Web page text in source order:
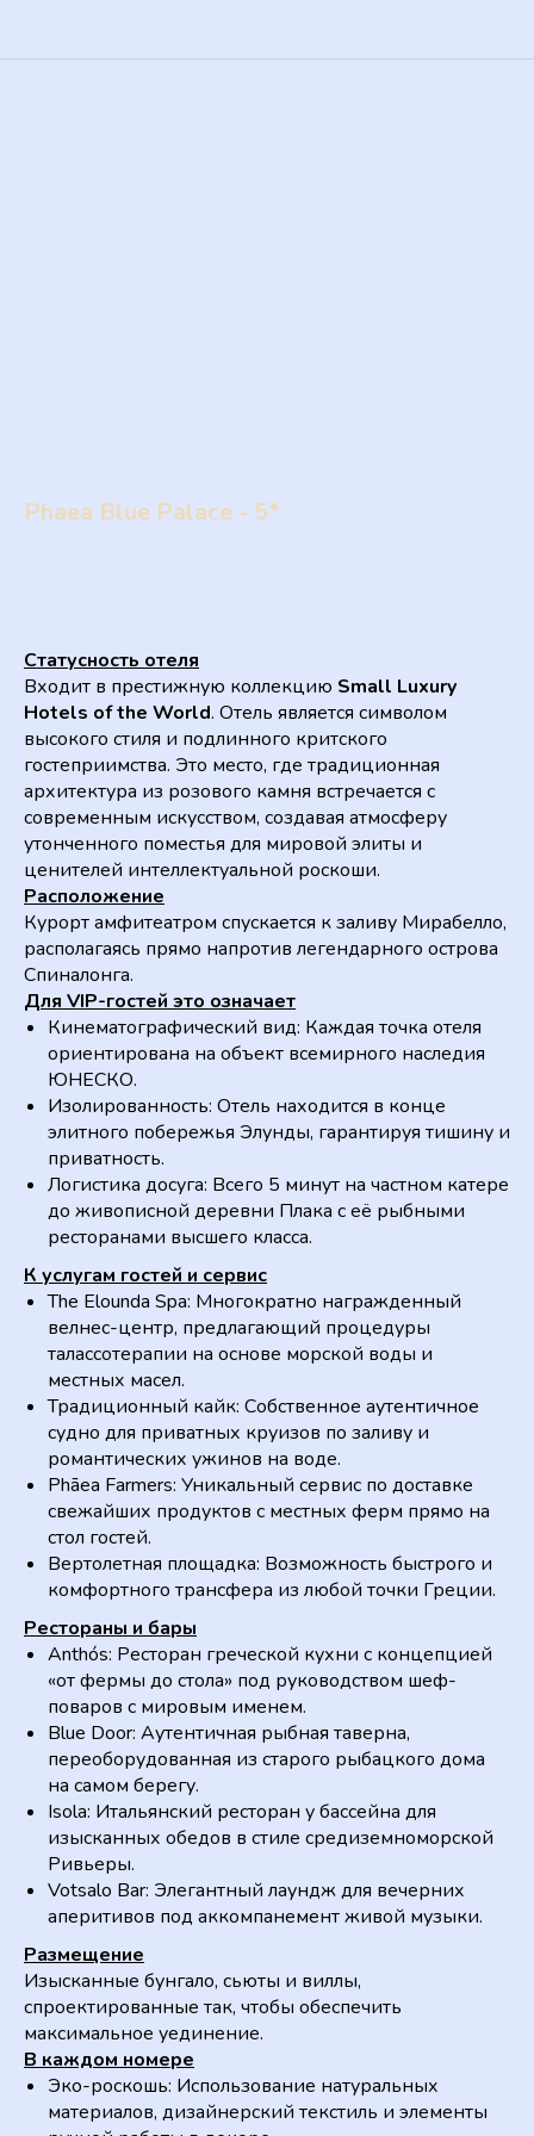
Phaea Blue Palace - 5*
Статусность отеля
Входит в престижную коллекцию Small Luxury
Hotels of the World. Отель является символом
высокого стиля и подлинного критского
гостеприимства. Это место, где традиционная
архитектура из розового камня встречается с
современным искусством, создавая атмосферу
утонченного поместья для мировой элиты и
ценителей интеллектуальной роскоши.
Расположение
Курорт амфитеатром спускается к заливу Мирабелло,
располагаясь прямо напротив легендарного острова
Спиналонга.
Для VIP-гостей это означает
Кинематографический вид: Каждая точка отеля
ориентирована на объект всемирного наследия
ЮНЕСКО.
Изолированность: Отель находится в конце
элитного побережья Элунды, гарантируя тишину и
приватность.
Логистика досуга: Всего 5 минут на частном катере
до живописной деревни Плака с её рыбными
ресторанами высшего класса.
К услугам гостей и сервис
The Elounda Spa: Многократно награжденный
велнес-центр, предлагающий процедуры
талассотерапии на основе морской воды и
местных масел.
Традиционный кайк: Собственное аутентичное
судно для приватных круизов по заливу и
романтических ужинов на воде.
Phāea Farmers: Уникальный сервис по доставке
свежайших продуктов с местных ферм прямо на
стол гостей.
Вертолетная площадка: Возможность быстрого и
комфортного трансфера из любой точки Греции.
Рестораны и бары
Anthós: Ресторан греческой кухни с концепцией
«от фермы до стола» под руководством шеф-
поваров с мировым именем.
Blue Door: Аутентичная рыбная таверна,
переоборудованная из старого рыбацкого дома
на самом берегу.
Isola: Итальянский ресторан у бассейна для
изысканных обедов в стиле средиземноморской
Ривьеры.
Votsalo Bar: Элегантный лаундж для вечерних
аперитивов под аккомпанемент живой музыки.
Размещение
Изысканные бунгало, сьюты и виллы,
спроектированные так, чтобы обеспечить
максимальное уединение.
В каждом номере
Эко-роскошь: Использование натуральных
материалов, дизайнерский текстиль и элементы